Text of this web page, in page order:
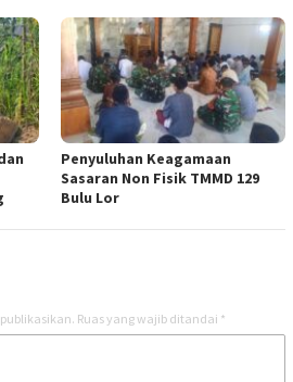
Penyuluhan Keagamaan
Sasaran Non Fisik TMMD 129
Bulu Lor
Ruas yang wajib ditandai *